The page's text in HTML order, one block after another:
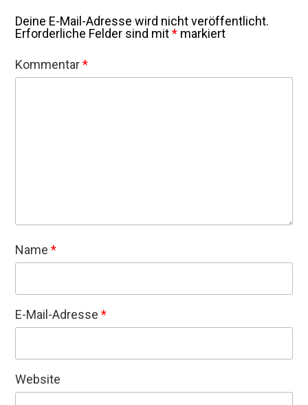
Deine E-Mail-Adresse wird nicht veröffentlicht.
Erforderliche Felder sind mit* markiert
Kommentar*
Name*
E-Mail-Adresse*
Website